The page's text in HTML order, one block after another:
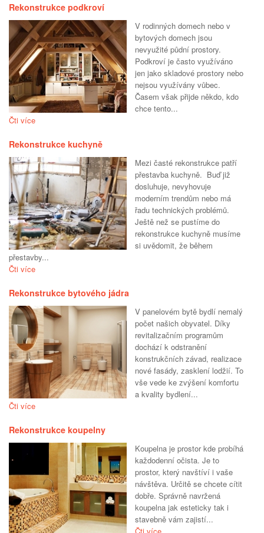
Rekonstrukce podkroví
V rodinných domech nebo v
bytových domech jsou
nevyužité půdní prostory.
Podkroví je často využíváno
jen jako skladové prostory nebo
nejsou využívány vůbec.
Časem však přijde někdo, kdo
chce tento...
Čti více
Rekonstrukce kuchyně
Mezi časté rekonstrukce patří
přestavba kuchyně. Buď již
dosluhuje, nevyhovuje
moderním trendům nebo má
řadu technických problémů.
Ještě než se pustíme do
rekonstrukce kuchyně musíme
si uvědomit, že během
přestavby...
Čti více
Rekonstrukce bytového jádra
V panelovém bytě bydlí nemalý
počet našich obyvatel. Díky
revitalizačním programům
dochází k odstranění
konstrukčních závad, realizace
nové fasády, zasklení lodžií. To
vše vede ke zvýšení komfortu
a kvality bydlení...
Čti více
Rekonstrukce koupelny
Koupelna je prostor kde probíhá
každodenní očista. Je to
prostor, který navštíví i vaše
návštěva. Určitě se chcete cítit
dobře. Správně navržená
koupelna jak esteticky tak i
stavebně vám zajistí...